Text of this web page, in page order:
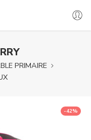
PRIMAIRE
-42%